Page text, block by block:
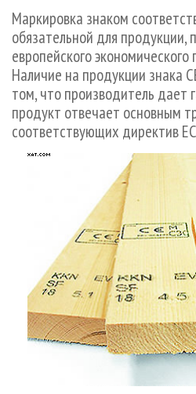
ПРОИЗВОДСТВО ДРЕВЕСНЫХ
ДЕРЕВЯННОЕ ДОМОСТРОЕНИЕ
ПРОИЗВОДСТВО МЕБЕЛИ
БИОЭНЕРГЕТИКА
ЦБП
ИНСТРУМЕНТ И МАТЕРИАЛЫ
ПЕРСОНЫ
МОБИЛЬНЫЕ ВЫСТАВКИ
ОФИЦИАЛЬНЫЕ ДЕЛЕГАЦИИ
ПРИОРИТЕТНЫЕ
RUSSIAN FORESTRY REVIEW
ГАЗЕТА ЛЕСПРОМФОРУМ
БИБЛИОТЕКА СПЕЦИАЛИСТА
КОНТАКТЫ
РЕКЛАМА
РЕКЛАМА НА САЙТЕ
Маркировка знаком
обязательной для продукции,
европейского
Наличие на продукции знака
том, что производитель дает
продукт отвечает основным
соответствующих директив